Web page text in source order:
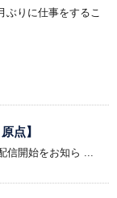
りに仕事をするこ
点】
信開始をお知ら ...